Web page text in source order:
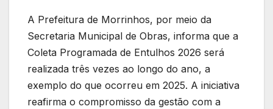
A Prefeitura de Morrinhos, por meio da
Secretaria Municipal de Obras, informa que a
Coleta Programada de Entulhos 2026 será
realizada três vezes ao longo do ano, a
exemplo do que ocorreu em 2025. A iniciativa
reafirma o compromisso da gestão com a